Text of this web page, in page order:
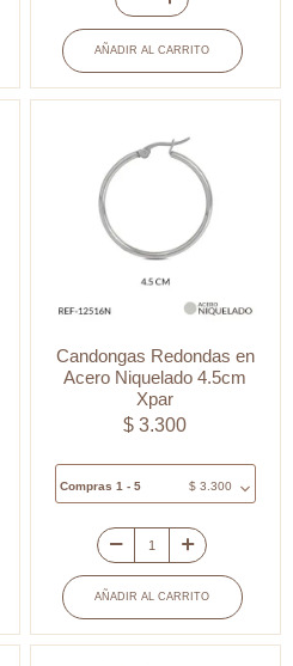
Candonga
en
Acero
5cm
par
AÑADIR AL CARRITO
Candongas Redondas en
Acero Niquelado 4.5cm
Xpar
$ 3.300
Compras 1 - 5 $3.300
Candongas
Redondas
en
Acero
AÑADIR AL CARRITO